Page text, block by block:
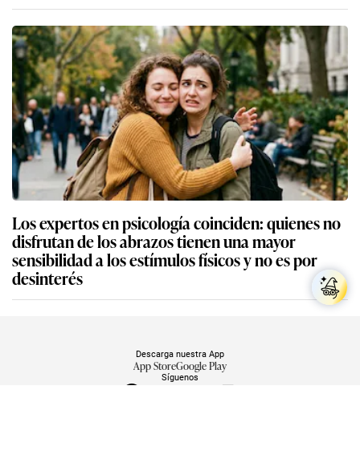
Los expertos en psicología coinciden: quienes no
disfrutan de los abrazos tienen una mayor
sensibilidad a los estímulos físicos y no es por
desinterés
Síguenos
Descarga nuestra App
App StoreGoogle Play